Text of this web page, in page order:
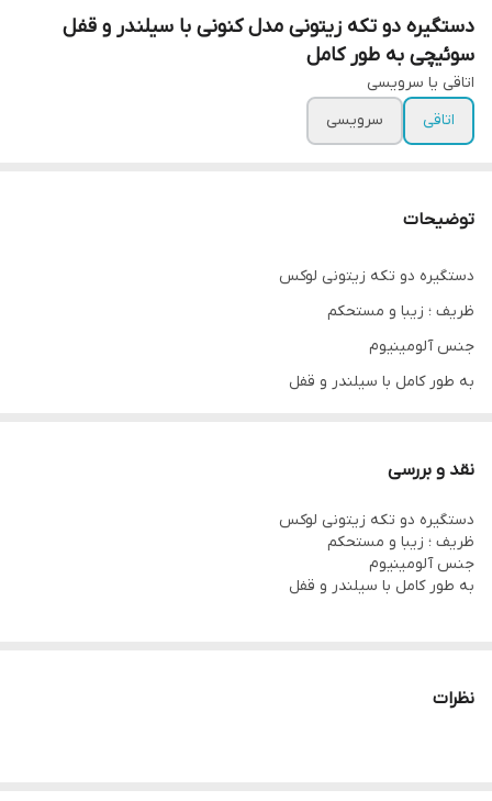
دستگیره دو تکه زیتونی مدل کنونی با سیلندر و قفل
سوئیچی به طور کامل
اتاقی یا سرویسی
اتاقی
سرویسی
توضیحات
دستگیره دو تکه زیتونی لوکس
ظریف ؛ زیبا و مستحکم
جنس آلومینیوم
به طور کامل با سیلندر و قفل
نقد و بررسی
دستگیره دو تکه زیتونی لوکس
ظریف ؛ زیبا و مستحکم
جنس آلومینیوم
به طور کامل با سیلندر و قفل
نظرات